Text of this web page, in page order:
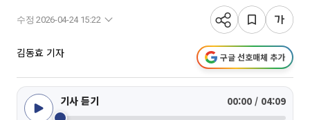
수정 2026-04-24 15:22
김동효 기자 구글 선호매체 추가
기사 듣기 00:00 / 04:09